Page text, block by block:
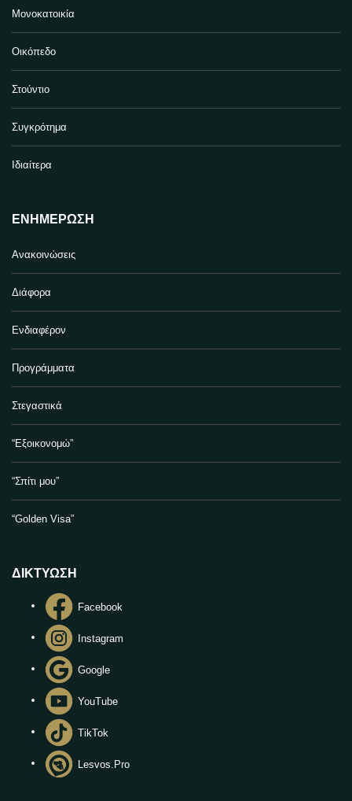
Μονοκατοικία
Οικόπεδο
Στούντιο
Συγκρότημα
Ιδιαίτερα
ΕΝΗΜΈΡΩΣΗ
Ανακοινώσεις
Διάφορα
Ενδιαφέρον
Προγράμματα
Στεγαστικά
“Εξοικονομώ”
“Σπίτι μου”
“Golden Visa”
ΔΙΚΤΥΩΣΗ
Facebook
Instagram
Google
YouTube
TikTok
Lesvos.Pro